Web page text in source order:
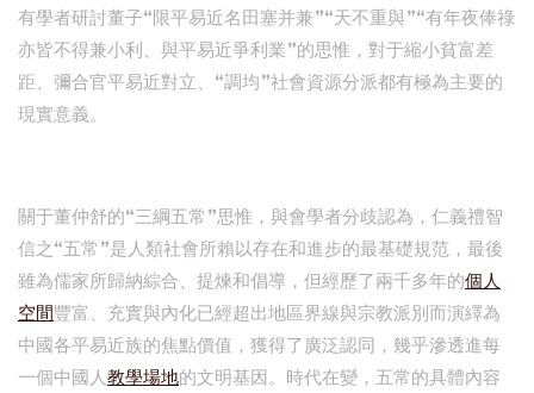
有學者研討董子“限平易近名田塞并兼”“天不重與”“有年夜俸祿
亦皆不得兼小利、與平易近爭利業”的思惟，對于縮小貧富差
距、彌合官平易近對立、“調均”社會資源分派都有極為主要的
現實意義。
關于董仲舒的“三綱五常”思惟，與會學者分歧認為，仁義禮智
信之“五常”是人類社會所賴以存在和進步的最基礎規范，最後
雖為儒家所歸納綜合、提煉和倡導，但經歷了兩千多年的個人
空間豐富、充實與內化已經超出地區界線與宗教派別而演繹為
中國各平易近族的焦點價值，獲得了廣泛認同，幾乎滲透進每
一個中國人教學場地的文明基因。時代在變，五常的具體內容